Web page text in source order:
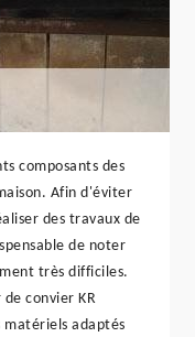
composants des
Afin d'éviter
des travaux de
de noter
très difficiles.
convier KR
matériels adaptés